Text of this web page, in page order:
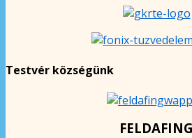
Testvér községünk
FELDAFING